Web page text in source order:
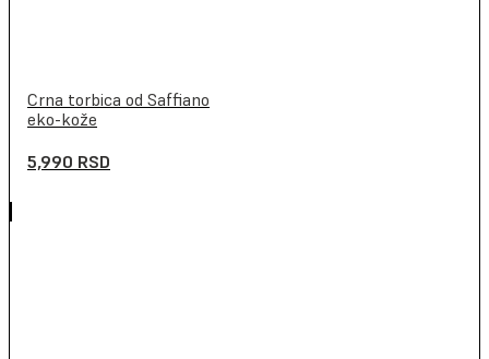
Crna torbica od Saffiano
eko-kože
5,990 RSD